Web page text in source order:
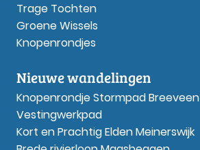
Trage Tochten
Groene Wissels
Knopenrondjes
Nieuwe wandelingen
Knopenrondje Stormpad Breeveen
Vestingwerkpad
Kort en Prachtig Elden Meinerswijk